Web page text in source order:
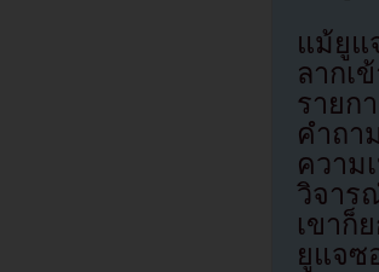
แม้ยูแ
ลากเ
รายก
คำถา
ความ
วิจาร
เขาก็
ยูแจซ